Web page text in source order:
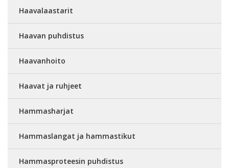
Haavalaastarit
Haavan puhdistus
Haavanhoito
Haavat ja ruhjeet
Hammasharjat
Hammaslangat ja hammastikut
Hammasproteesin puhdistus